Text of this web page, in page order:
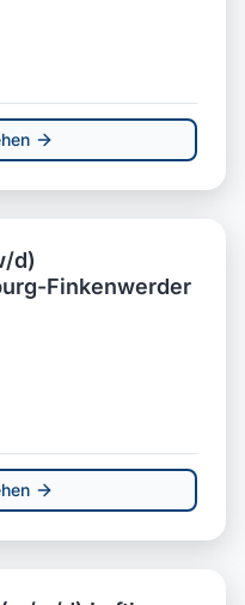
d)
Finkenwerder